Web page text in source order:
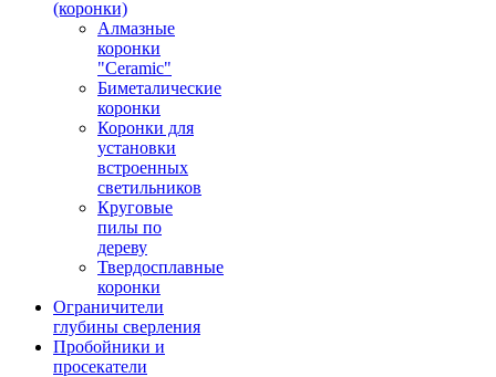
(коронки)
Алмазные
коронки
"Ceramic"
Биметалические
коронки
Коронки для
установки
встроенных
светильников
Круговые
пилы по
дереву
Твердосплавные
коронки
Ограничители
глубины сверления
Пробойники и
просекатели